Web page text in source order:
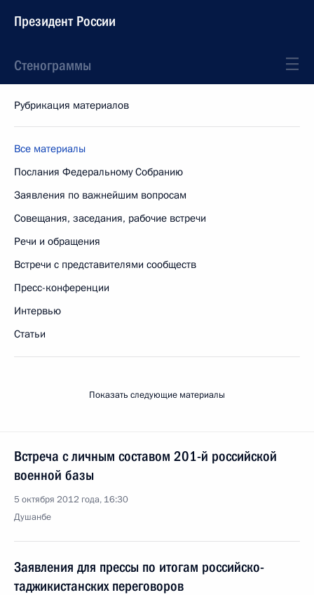
Президент России
Стенограммы
Рубрикация материалов
Все материалы
Послания Федеральному Собранию
Заявления по важнейшим вопросам
Совещания, заседания, рабочие встречи
Речи и обращения
Встречи с представителями сообществ
Пресс-конференции
Интервью
Статьи
Показать следующие материалы
Встреча с личным составом 201-й российской
военной базы
5 октября 2012 года, 16:30
Душанбе
Заявления для прессы по итогам российско-
таджикистанских переговоров